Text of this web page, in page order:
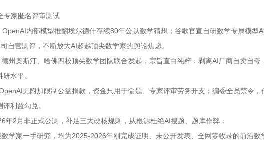
专家匿名评审测试
内部模型推翻埃尔德什存续80年公认数学猜想；谷歌官宣自研数学专属模型
自营测评，不断放大AI超越顶尖数学家的舆论焦虑。
州奥斯汀、哈佛四校顶尖数学团队联合发起，宗旨直白纯粹：剥离AI厂商自卖自夸
水平。
无附加限制公益捐款，资金只用于命题、专家评审劳务开支；编委全员禁令，
利益勾兑。
2月非正式公测，补足三大硬核规则，从根源杜绝AI搜题、题库作弊：
学家一手研究，均为2025-2026年刚完成证明、未公开发表、全网零收录的前沿数